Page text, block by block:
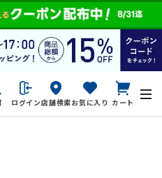
ログイン店舗検索お気に入り カート